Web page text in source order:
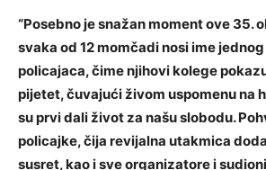
“Posebno je snažan moment ove 35.
svaka od 12 momčadi nosi ime
policajaca, čime njihovi kolege
pijetet, čuvajući živom uspomenu na
su prvi dali život za našu slobodu.
policajke, čija revijalna utakmica
susret, kao i sve organizatore i